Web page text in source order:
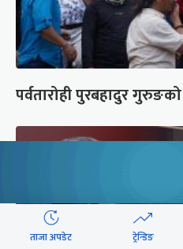
पर्वतारोही पुरबहादुर
ताजा अपडेट ट्रेन्डिङ